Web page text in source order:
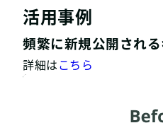
活用事例
頻繁に新規公開され
詳細はこちら